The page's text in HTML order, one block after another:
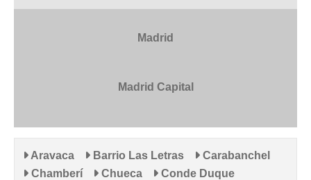
Madrid
Madrid Capital
Aravaca Barrio Las Letras
Carabanchel
Chamberí
Chueca
Conde Duque